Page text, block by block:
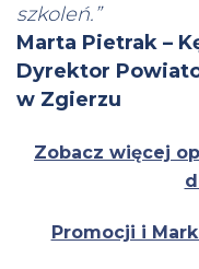
szkoleń.”
Marta Pietrak –
Dyrektor
w Zgierzu
Zobacz więcej
Promocji i